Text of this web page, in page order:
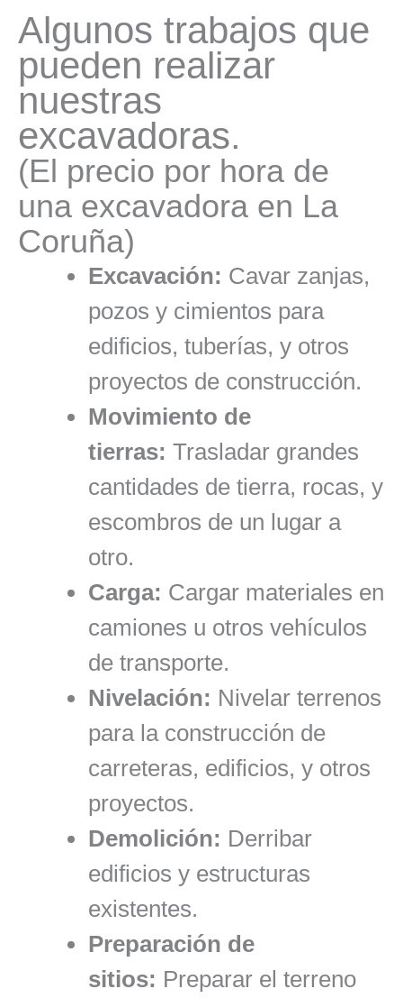
Algunos trabajos que
pueden realizar
nuestras
excavadoras.
(El precio por hora de
una excavadora en La
Coruña)
Excavación: Cavar zanjas,
pozos y cimientos para
edificios, tuberías, y otros
proyectos de construcción.
Movimiento de
tierras: Trasladar grandes
cantidades de tierra, rocas, y
escombros de un lugar a
otro.
Carga: Cargar materiales en
camiones u otros vehículos
de transporte.
Nivelación: Nivelar terrenos
para la construcción de
carreteras, edificios, y otros
proyectos.
Demolición: Derribar
edificios y estructuras
existentes.
Preparación de
sitios: Preparar el terreno